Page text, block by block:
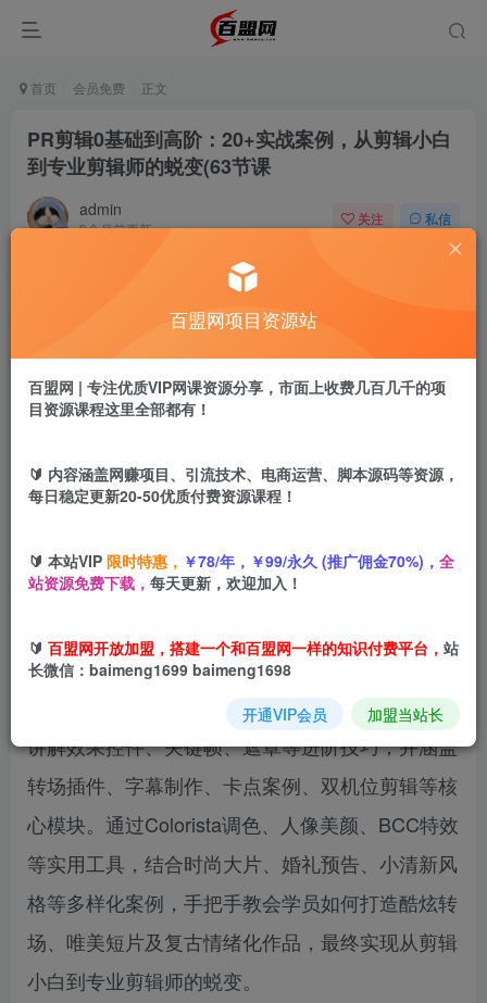
首页 会员免费 正文
PR剪辑0基础到高阶：20+实战案例，从剪辑小白
到专业剪辑师的蜕变(63节课
admin
9个月前更新
关注 私信
盟币 9.9
立即购买
全面覆盖，包含近20个实战案例。课程从PR界
面、序列设置、时间线剪辑等基础操作入手，深入
讲解效果控件、关键帧、遮罩等进阶技巧，并涵盖
转场插件、字幕制作、卡点案例、双机位剪辑等核
心模块。通过Colorista调色、人像美颜、BCC特效
等实用工具，结合时尚大片、婚礼预告、小清新风
格等多样化案例，手把手教会学员如何打造酷炫转
场、唯美短片及复古情绪化作品，最终实现从剪辑
小白到专业剪辑师的蜕变。
百盟网项目资源站
百盟网 | 专注优质VIP网课资源分享，市面上收费几百几千的项
目资源课程这里全部都有！
🔰 内容涵盖网赚项目、引流技术、电商运营、脚本源码等资源，
每日稳定更新20-50优质付费资源课程！
🔰 本站VIP 限时特惠， ￥78/年，￥99/永久 (推广佣金70%)， 全
站资源免费下载， 每天更新，欢迎加入！
🔰 百盟网开放加盟，搭建一个和百盟网一样的知识付费平台， 站
长微信：baimeng1699 baimeng1698
开通VIP会员 加盟当站长